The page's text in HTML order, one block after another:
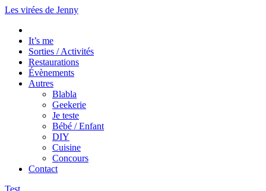
Les virées de Jenny
It’s me
Sorties / Activités
Restaurations
Évènements
Autres
Blabla
Geekerie
Je teste
Bébé / Enfant
DIY
Cuisine
Concours
Contact
Test